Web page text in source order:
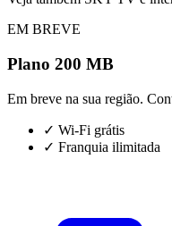
EM BREVE
Plano 200 MB
Em breve na sua região.
✓ Wi-Fi grátis
✓ Franquia ilimitada